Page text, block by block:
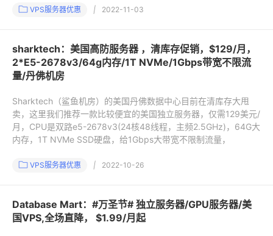
VPS服务器优惠 | 2022-11-03
sharktech：美国高防服务器 ，清库存促销，$129/月，
2*E5-2678v3/64g内存/1T NVMe/1Gbps带宽不限流
量/丹佛机房
Sharktech（鲨鱼机房）的美国丹佛数据中心目前在清库存大甩
卖，这里我们推荐一款比较便宜的美国独立服务器，仅需129美元/
月，CPU是双路e5-2678v3(24核48线程，主频2.5GHz)，64G大
内存，1T NVMe SSD硬盘，给1Gbps大带宽不限制流量，
VPS服务器优惠 | 2022-10-26
Database Mart：#万圣节# 独立服务器/GPU服务器/美
国VPS,全场直降， $1.99/月起